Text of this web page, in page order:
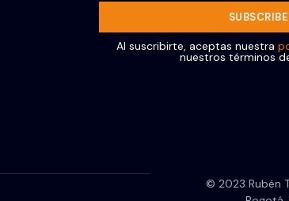
Al suscribirte, aceptas nuestra
nuestros términos
© 2023 Rubén